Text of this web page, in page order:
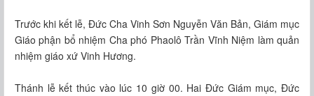
Trước khi kết lễ, Đức Cha Vinh Sơn Nguyễn Văn Bản, Giám mục
Giáo phận bổ nhiệm Cha phó Phaolô Trần Vĩnh Niệm làm quản
nhiệm giáo xứ Vinh Hương.
Thánh lễ kết thúc vào lúc 10 giờ 00. Hai Đức Giám mục, Đức